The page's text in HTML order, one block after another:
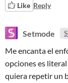
Like Reply
Setmode
Me encanta el
opciones es
quiera repetir un